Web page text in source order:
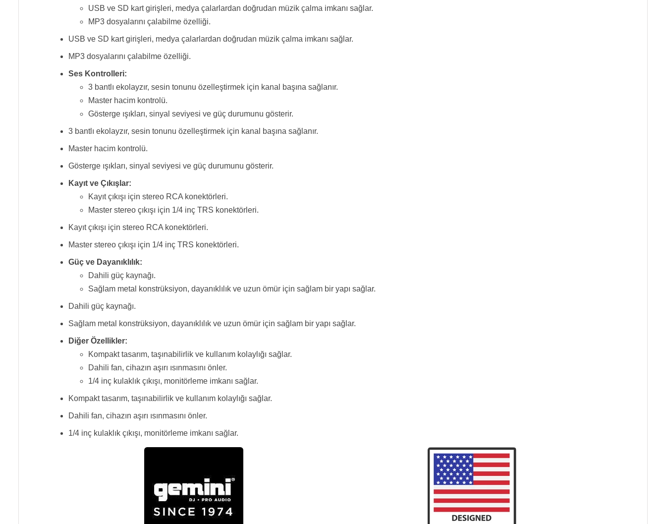
USB ve SD kart girişleri, medya çalarlardan doğrudan müzik çalma imkanı sağlar.
MP3 dosyalarını çalabilme özelliği.
USB ve SD kart girişleri, medya çalarlardan doğrudan müzik çalma imkanı sağlar.
MP3 dosyalarını çalabilme özelliği.
Ses Kontrolleri:
3 bantlı ekolayzır, sesin tonunu özelleştirmek için kanal başına sağlanır.
Master hacim kontrolü.
Gösterge ışıkları, sinyal seviyesi ve güç durumunu gösterir.
3 bantlı ekolayzır, sesin tonunu özelleştirmek için kanal başına sağlanır.
Master hacim kontrolü.
Gösterge ışıkları, sinyal seviyesi ve güç durumunu gösterir.
Kayıt ve Çıkışlar:
Kayıt çıkışı için stereo RCA konektörleri.
Master stereo çıkışı için 1/4 inç TRS konektörleri.
Kayıt çıkışı için stereo RCA konektörleri.
Master stereo çıkışı için 1/4 inç TRS konektörleri.
Güç ve Dayanıklılık:
Dahili güç kaynağı.
Sağlam metal konstrüksiyon, dayanıklılık ve uzun ömür için sağlam bir yapı sağlar.
Dahili güç kaynağı.
Sağlam metal konstrüksiyon, dayanıklılık ve uzun ömür için sağlam bir yapı sağlar.
Diğer Özellikler:
Kompakt tasarım, taşınabilirlik ve kullanım kolaylığı sağlar.
Dahili fan, cihazın aşırı ısınmasını önler.
1/4 inç kulaklık çıkışı, monitörleme imkanı sağlar.
Kompakt tasarım, taşınabilirlik ve kullanım kolaylığı sağlar.
Dahili fan, cihazın aşırı ısınmasını önler.
1/4 inç kulaklık çıkışı, monitörleme imkanı sağlar.